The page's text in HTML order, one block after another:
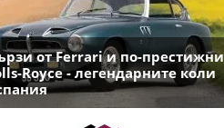
от Ferrari и по-престижни
Royce - легендарните коли